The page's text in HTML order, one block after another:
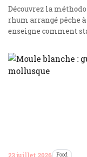
Découvrez la
rhum arrangé pêche à
enseigne comment
23 juillet 2026 Food